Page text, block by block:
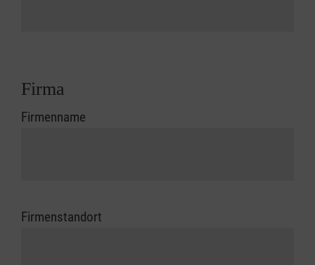
Firma
Firmenname
Firmenstandort